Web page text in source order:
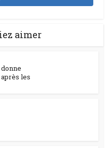
aimer
les